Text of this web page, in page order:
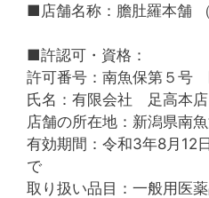
■店舗名称：膽肚羅本舗
■許認可・資格：
許可番号：南魚保第５号
氏名：有限会社 足高本店
店舗の所在地：新潟県南
有効期間：令和3年8月12
で
取り扱い品目：一般用医